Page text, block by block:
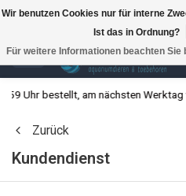
Uhr bestellt, am nächsten
Zurück
Kundendienst
Wir benutzen Cookies nur für interne
Ist das in Ordnung?
Für weitere Informationen beachten